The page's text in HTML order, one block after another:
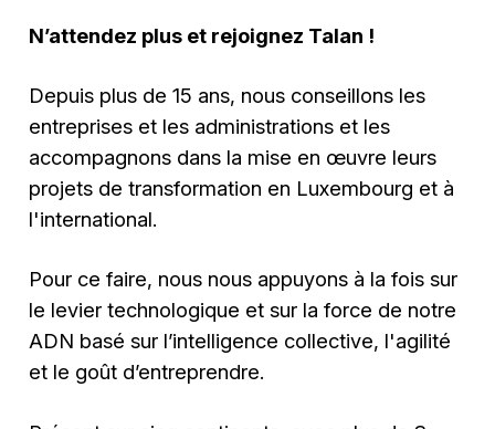
N’attendez plus et rejoignez Talan !
Depuis plus de 15 ans, nous conseillons les
entreprises et les administrations et les
accompagnons dans la mise en œuvre leurs
projets de transformation en Luxembourg et à
l'international.
Pour ce faire, nous nous appuyons à la fois sur
le levier technologique et sur la force de notre
ADN basé sur l’intelligence collective, l'agilité
et le goût d’entreprendre.